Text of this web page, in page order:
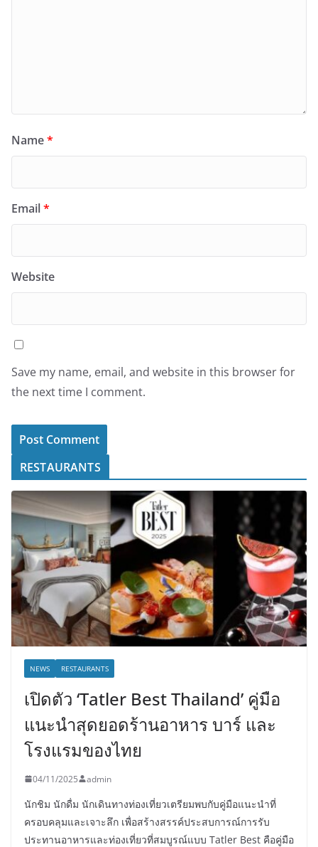
Name*
Email*
Website
Save my name, email, and website in this browser for
the next time I comment.
RESTAURANTS
NEWS RESTAURANTS
เปิดตัว ‘Tatler Best Thailand’ คู่มือ
แนะนำสุดยอดร้านอาหาร บาร์ และ
โรงแรมของไทย
04/11/2025 admin
นักชิม นักดื่ม นักเดินทางท่องเที่ยวเตรียมพบกับคู่มือแนะนำที่
ครอบคลุมและเจาะลึก เพื่อสร้างสรรค์ประสบการณ์การรับ
ประทานอาหารและท่องเที่ยวที่สมบูรณ์แบบ Tatler Best คือคู่มือ